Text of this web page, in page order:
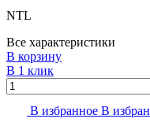
NTL
Все характеристики
В корзину
В 1 клик
В избранноe В